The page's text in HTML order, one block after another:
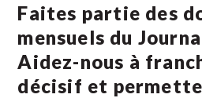
Faites partie des
mensuels du
Aidez-nous à
décisif et